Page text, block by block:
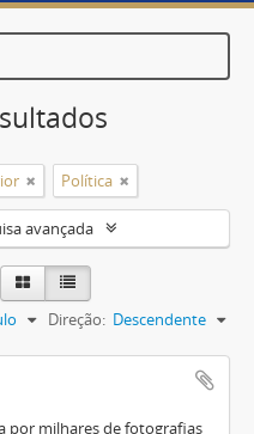
Política
avançada
Direção: Descendente
por milhares de fotografias